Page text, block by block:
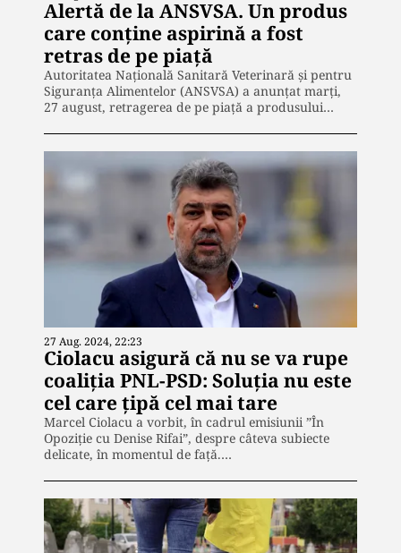
Alertă de la ANSVSA. Un produs
care conține aspirină a fost
retras de pe piață
Autoritatea Națională Sanitară Veterinară și pentru
Siguranța Alimentelor (ANSVSA) a anunțat marți,
27 august, retragerea de pe piață a produsului…
27 Aug. 2024, 22:23
Ciolacu asigură că nu se va rupe
coaliția PNL-PSD: Soluția nu este
cel care țipă cel mai tare
Marcel Ciolacu a vorbit, în cadrul emisiunii ”În
Opoziție cu Denise Rifai”, despre câteva subiecte
delicate, în momentul de față.…